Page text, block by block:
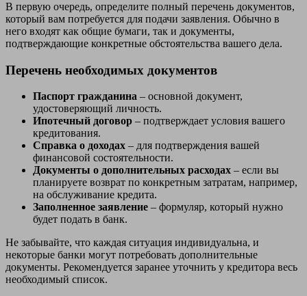
В первую очередь, определите полный перечень документов,
который вам потребуется для подачи заявления. Обычно в
него входят как общие бумаги, так и документы,
подтверждающие конкретные обстоятельства вашего дела.
Перечень необходимых документов
Паспорт гражданина – основной документ,
удостоверяющий личность.
Ипотечный договор – подтверждает условия вашего
кредитования.
Справка о доходах – для подтверждения вашей
финансовой состоятельности.
Документы о дополнительных расходах – если вы
планируете возврат по конкретным затратам, например,
на обслуживание кредита.
Заполненное заявление – формуляр, который нужно
будет подать в банк.
Не забывайте, что каждая ситуация индивидуальна, и
некоторые банки могут потребовать дополнительные
документы. Рекомендуется заранее уточнить у кредитора весь
необходимый список.